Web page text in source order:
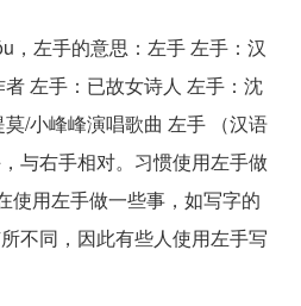
，左手的意思：左手 左手：汉
左手：已故女诗人 左手：沈
/小峰峰演唱歌曲 左手 （汉语
与右手相对。习惯使用左手做
使用左手做一些事，如写字的
不同，因此有些人使用左手写